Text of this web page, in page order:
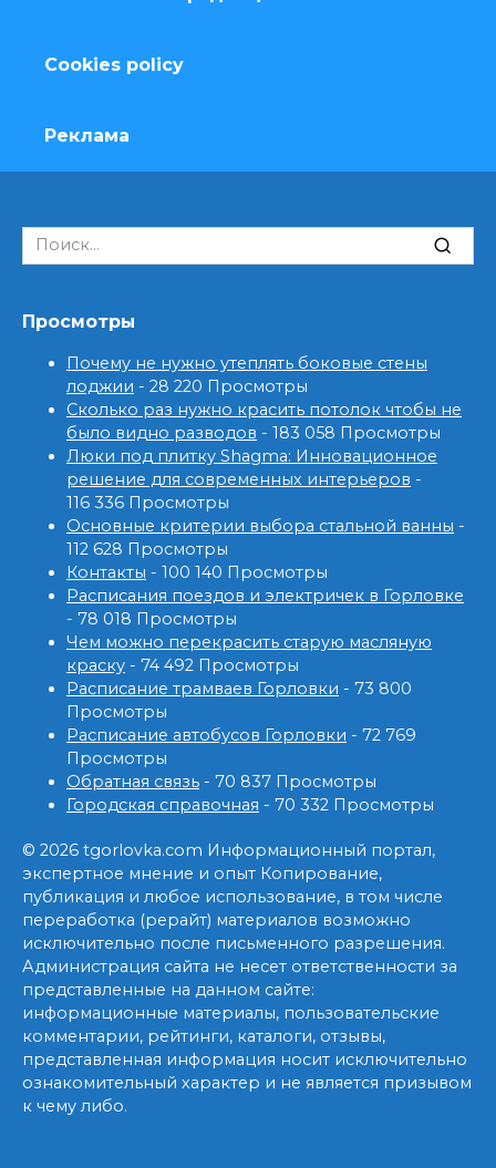
Cookies policy
Реклама
Search
for:
Просмотры
Почему не нужно утеплять боковые стены
лоджии - 28 220 Просмотры
Сколько раз нужно красить потолок чтобы не
было видно разводов - 183 058 Просмотры
Люки под плитку Shagma: Инновационное
решение для современных интерьеров -
116 336 Просмотры
Основные критерии выбора стальной ванны -
112 628 Просмотры
Контакты - 100 140 Просмотры
Расписания поездов и электричек в Горловке
- 78 018 Просмотры
Чем можно перекрасить старую масляную
краску - 74 492 Просмотры
Расписание трамваев Горловки - 73 800
Просмотры
Расписание автобусов Горловки - 72 769
Просмотры
Обратная связь - 70 837 Просмотры
Городская справочная - 70 332 Просмотры
© 2026 tgorlovka.com Информационный портал,
экспертное мнение и опыт Копирование,
публикация и любое использование, в том числе
переработка (рерайт) материалов возможно
исключительно после письменного разрешения.
Администрация сайта не несет ответственности за
представленные на данном сайте:
информационные материалы, пользовательские
комментарии, рейтинги, каталоги, отзывы,
представленная информация носит исключительно
ознакомительный характер и не является призывом
к чему либо.